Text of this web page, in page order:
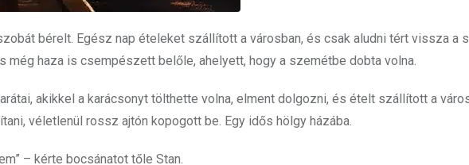
bérelt. Egész nap ételeket szállított a városban, és csak aludni tért vissza a
még haza is csempészett belőle, ahelyett, hogy a szemétbe dobta volna.
akikkel a karácsonyt tölthette volna, elment dolgozni, és ételt szállított a
véletlenül rossz ajtón kopogott be. Egy idős hölgy házába.
– kérte bocsánatot tőle Stan.